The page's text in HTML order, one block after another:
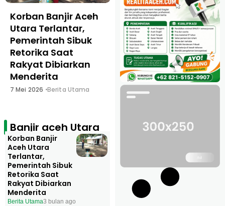
Korban Banjir Aceh
Utara Terlantar,
Pemerintah Sibuk
Retorika Saat
Rakyat Dibiarkan
Menderita
7 Mei 2026 Berita Utama
Nyawa Warga
Dipertaruhkan,
Ambulance
Puskesmas Lhok
Beuringen
Terdampak Banjir
Belum Ditangani
Serius
Banjir aceh Utara
Korban Banjir
Aceh Utara
Terlantar,
Pemerintah Sibuk
Retorika Saat
Rakyat Dibiarkan
Menderita
Berita Utama3 bulan ago